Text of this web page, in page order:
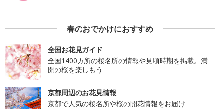
春のおでかけにおすすめ
全国お花見ガイド
全国1400カ所の桜名所の情報や見頃時期を掲載。満
開の桜を楽しもう
京都周辺のお花見情報
京都で人気の桜名所や桜の開花情報をお届け